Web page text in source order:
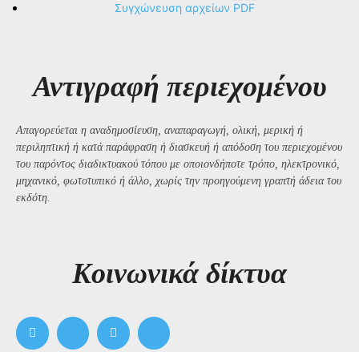
Συγχώνευση αρχείων PDF
Αντιγραφή περιεχομένου
Απαγορεύεται η αναδημοσίευση, αναπαραγωγή, ολική, μερική ή
περιληπτική ή κατά παράφραση ή διασκευή ή απόδοση του περιεχομένου
του παρόντος διαδικτυακού τόπου με οποιονδήποτε τρόπο, ηλεκτρονικό,
μηχανικό, φωτοτυπικό ή άλλο, χωρίς την προηγούμενη γραπτή άδεια του
εκδότη.
Kοινωνικά δίκτυα